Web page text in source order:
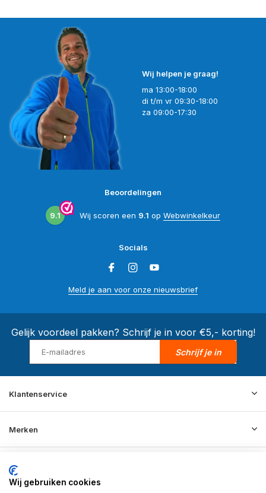
Wij helpen je graag!
ma 13:00-18:00
di t/m vr 09:30-18:00
za 09:00-17:30
Beoordelingen
9.1 Wij scoren een 9.1 op Webwinkelkeur
Socials
Meld je aan voor onze nieuwsbrief
Gelijk voordeel pakken? Schrijf je in voor €5,- korting!
Schrijf je in
Klantenservice
Merken
Informatie
Wij gebruiken cookies